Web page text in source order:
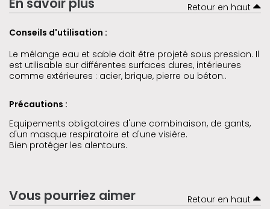
Retour en haut
Conseils d'utilisation :
Le mélange eau et sable doit être projeté sous pression. Il
est utilisable sur différentes surfaces dures, intérieures
comme extérieures : acier, brique, pierre ou béton..
Précautions :
Equipements obligatoires d'une combinaison, de gants,
d'un masque respiratoire et d'une visière.
Bien protéger les alentours.
Vous pourriez aimer Retour en haut